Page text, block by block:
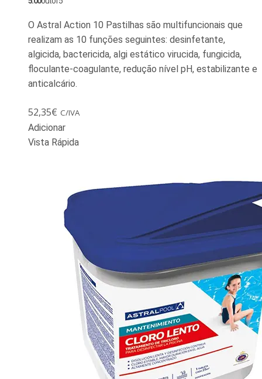
O Astral Action 10 Pastilhas são multifuncionais que
realizam as 10 funções seguintes: desinfetante,
algicida, bactericida, algi estático virucida, fungicida,
floculante-coagulante, redução nível pH, estabilizante e
anticalcário.
52,35€ C/IVA
Adicionar
Vista Rápida